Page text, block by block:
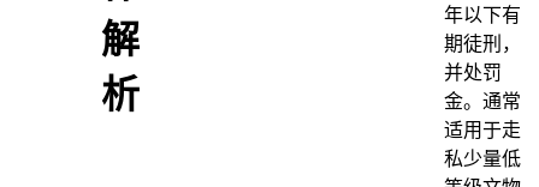
解
析
年以下有
期徒刑，
并处罚
金。通常
适用于走
私少量低